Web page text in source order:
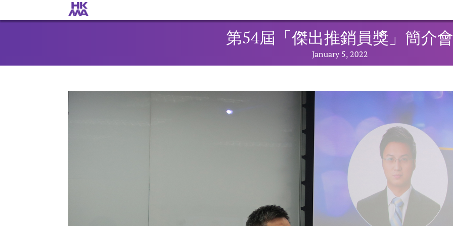
第54屆「傑出推銷員獎」簡介會
January 5, 2022